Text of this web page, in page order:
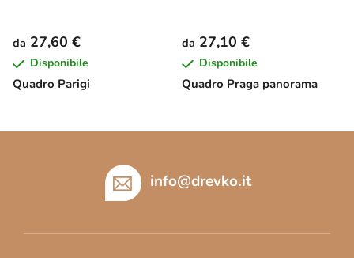
Quadro Parigi
da 27,60 €
Disponibile
Quadro Praga panorama
da 27,10 €
Disponibile
info@drevko.it